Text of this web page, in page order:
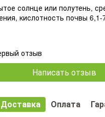
солнце или полутень,
кислотность почвы 6,1-
отзыв
Написать отзыв
Доставка Оплата